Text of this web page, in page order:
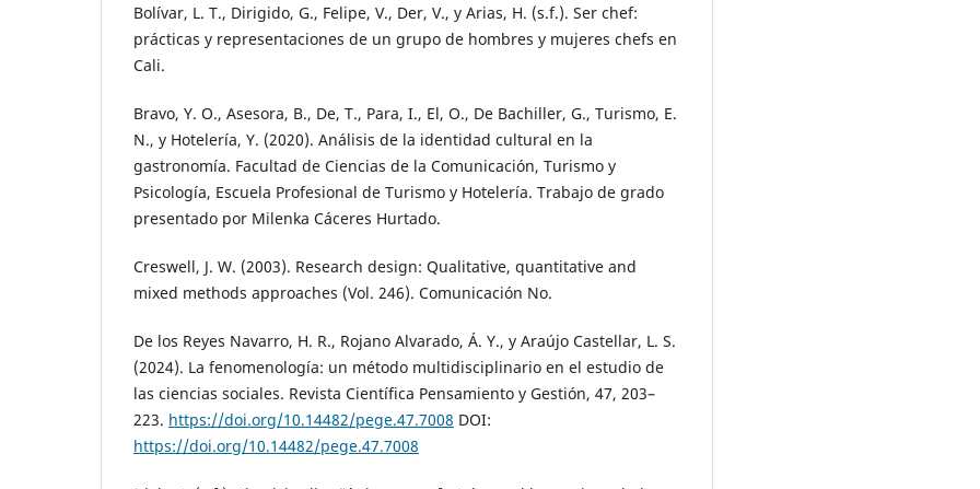
Bolívar, L. T., Dirigido, G., Felipe, V., Der, V., y Arias, H. (s.f.). Ser chef:
prácticas y representaciones de un grupo de hombres y mujeres chefs en
Cali.
Bravo, Y. O., Asesora, B., De, T., Para, I., El, O., De Bachiller, G., Turismo, E.
N., y Hotelería, Y. (2020). Análisis de la identidad cultural en la
gastronomía. Facultad de Ciencias de la Comunicación, Turismo y
Psicología, Escuela Profesional de Turismo y Hotelería. Trabajo de grado
presentado por Milenka Cáceres Hurtado.
Creswell, J. W. (2003). Research design: Qualitative, quantitative and
mixed methods approaches (Vol. 246). Comunicación No.
De los Reyes Navarro, H. R., Rojano Alvarado, Á. Y., y Araújo Castellar, L. S.
(2024). La fenomenología: un método multidisciplinario en el estudio de
las ciencias sociales. Revista Científica Pensamiento y Gestión, 47, 203–
223. https://doi.org/10.14482/pege.47.7008 DOI:
https://doi.org/10.14482/pege.47.7008